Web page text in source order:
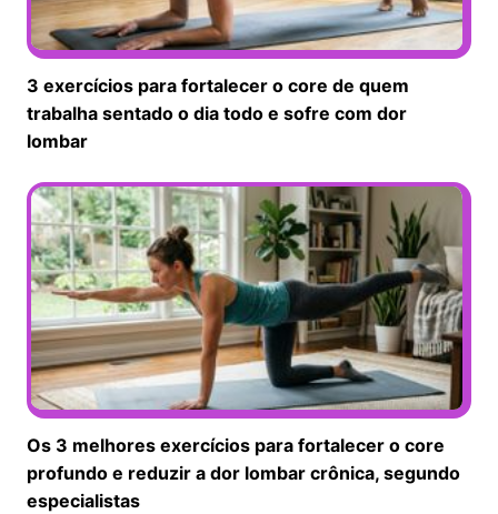
3 exercícios para fortalecer o core de quem
trabalha sentado o dia todo e sofre com dor
lombar
Os 3 melhores exercícios para fortalecer o core
profundo e reduzir a dor lombar crônica, segundo
especialistas